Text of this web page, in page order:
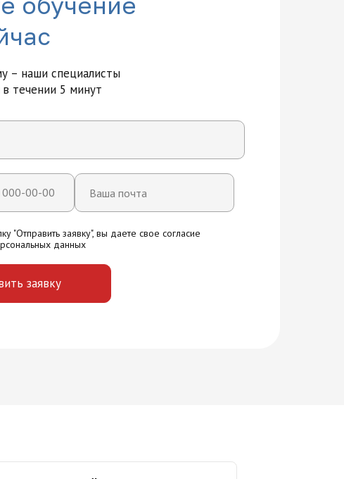
– наши специалисты
течении 5 минут
"Отправить заявку", вы даете свое согласие
данных
заявку